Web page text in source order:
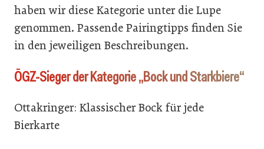
haben wir diese Kategorie unter die Lupe
genommen. Passende Pairingtipps finden Sie
in den jeweiligen Beschreibungen.
ÖGZ-Sieger der Kategorie „Bock und Starkbiere“
Ottakringer: Klassischer Bock für jede
Bierkarte